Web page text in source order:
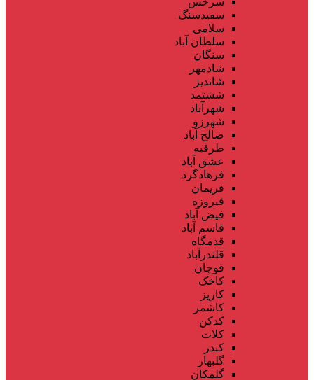
سفیدسنگ
سلامی
سلطان آباد
سنگان
شادمهر
شاندیز
ششتمد
شهرآباد
شهرزو
صالح آباد
طرقبه
عشق آباد
فرهادگرد
فریمان
فیروزه
فیض آباد
قاسم آباد
قدمگاه
قلندرآباد
قوچان
کاخک
کاریز
کاشمر
کدکن
کلات
کندر
گلبهار
گلمکان